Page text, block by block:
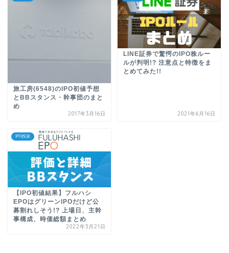
旅工房(6548)のIPO初値予想
とBBスタンス・幹事団のまと
め
2017年3月16日
LINE証券で驚愕のIPO株ルー
ルが判明!? 注意点と特徴をま
とめてみた!!
2021年6月16日
IPO投資
【IPO初値結果】フルハシ
EPOはグリーンIPOだけど公
募割れしそう!? 上場日、主幹
事構成、時価総額まとめ
2022年3月21日